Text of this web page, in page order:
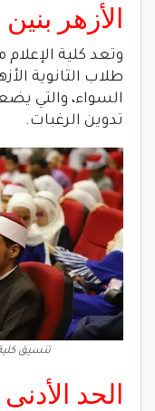
الأزهر بنين 2022
وتعد كلية الإعلام
طلاب الثانوية
السواء، والتي
تدوين الرغبات.
تنسيق كلية
الحد